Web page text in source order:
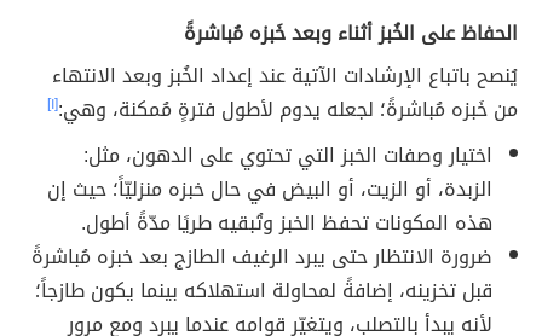
الحفاظ على الخُبز أثناء وبعد خَبزه مُباشرةً
يُنصح باتباع الإرشادات الآتية عند إعداد الخُبز وبعد الانتهاء
من خَبزه مُباشرةً؛ لجعله يدوم لأطول فترةٍ مُمكنة، وهي:[١]
اختيار وصفات الخبز التي تحتوي على الدهون، مثل:
الزبدة، أو الزيت، أو البيض في حال خبزه منزليّاً؛ حيث إن
هذه المكونات تحفظ الخبز وتُبقيه طريًا مدّةً أطول.
ضرورة الانتظار حتى يبرد الرغيف الطازج بعد خبزه مُباشرةً
قبل تخزينه، إضافةً لمحاولة استهلاكه بينما يكون طازجاً؛
لأنه يبدأ بالتصلب، ويتغيّر قوامه عندما يبرد ومع مرور